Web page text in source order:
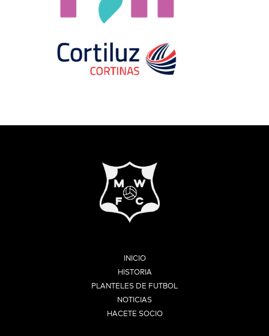
INICIO
HISTORIA
PLANTELES DE FUTBOL
NOTICIAS
HACETE SOCIO